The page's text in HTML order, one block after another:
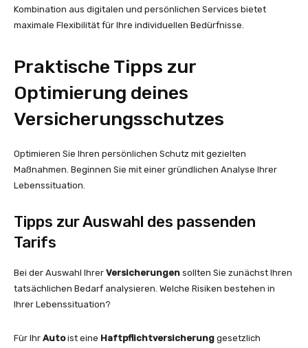
Kombination aus digitalen und persönlichen Services bietet
maximale Flexibilität für Ihre individuellen Bedürfnisse.
Praktische Tipps zur
Optimierung deines
Versicherungsschutzes
Optimieren Sie Ihren persönlichen Schutz mit gezielten
Maßnahmen. Beginnen Sie mit einer gründlichen Analyse Ihrer
Lebenssituation.
Tipps zur Auswahl des passenden
Tarifs
Bei der Auswahl Ihrer Versicherungen sollten Sie zunächst Ihren
tatsächlichen Bedarf analysieren. Welche Risiken bestehen in
Ihrer Lebenssituation?
Für Ihr Autoist eine Haftpflichtversicherung gesetzlich